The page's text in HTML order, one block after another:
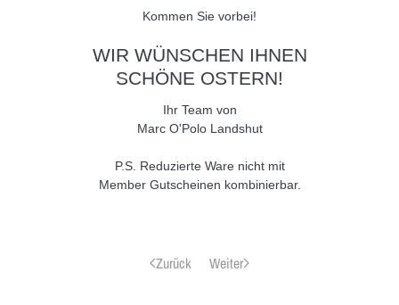
Kommen Sie vorbei!
WIR WÜNSCHEN IHNEN
SCHÖNE OSTERN!
Ihr Team von
Marc O'Polo Landshut
P.S. Reduzierte Ware nicht mit
Member Gutscheinen kombinierbar.
Zurück Weiter